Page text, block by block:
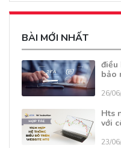
BÀI MỚI NHẤT
điều
bảo
26/
Hts
với
23/